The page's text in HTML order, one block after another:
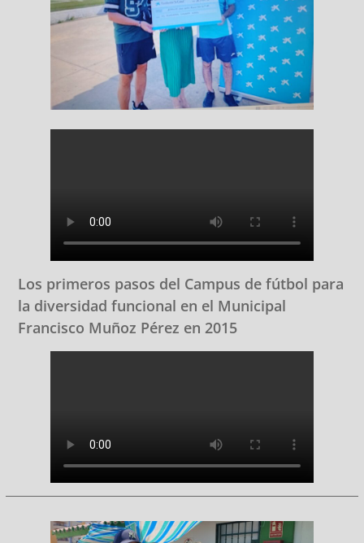
Los primeros pasos del Campus de fútbol para
la diversidad funcional en el Municipal
Francisco Muñoz Pérez en 2015